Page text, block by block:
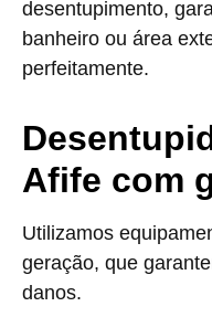
desentupimento,
banheiro ou área
perfeitamente.
Afife com
Utilizamos
geração, que
danos.